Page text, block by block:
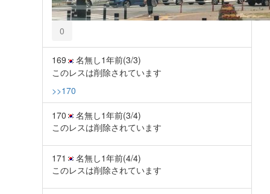
0
169 名無し1年前(3/3)
このレスは削除されています
>>170
170 名無し1年前(3/4)
このレスは削除されています
171 名無し1年前(4/4)
このレスは削除されています